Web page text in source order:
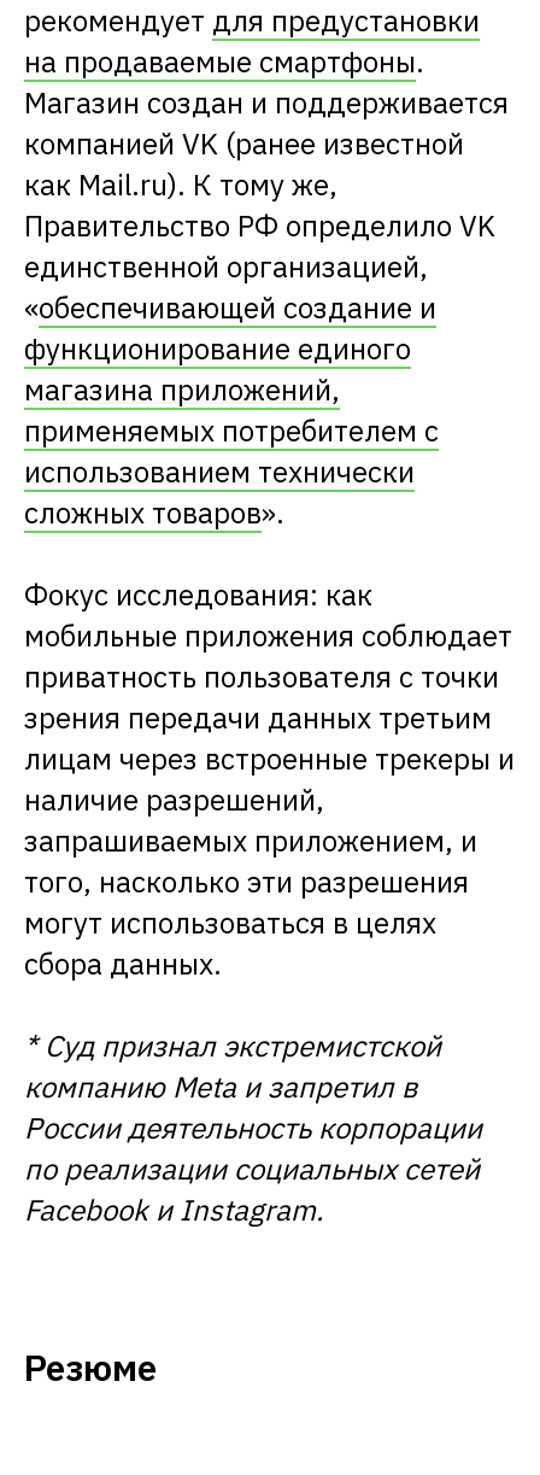
рекомендует для предустановки
на продаваемые смартфоны.
Магазин создан и поддерживается
компанией VK (ранее известной
как Mail.ru). К тому же,
Правительство РФ определило VK
единственной организацией,
«обеспечивающей создание и
функционирование единого
магазина приложений,
применяемых потребителем с
использованием технически
сложных товаров».
Фокус исследования: как
мобильные приложения соблюдает
приватность пользователя с точки
зрения передачи данных третьим
лицам через встроенные трекеры и
наличие разрешений,
запрашиваемых приложением, и
того, насколько эти разрешения
могут использоваться в целях
сбора данных.
* Суд признал экстремистской
компанию Meta и запретил в
России деятельность корпорации
по реализации социальных сетей
Facebook и Instagram.
Резюме